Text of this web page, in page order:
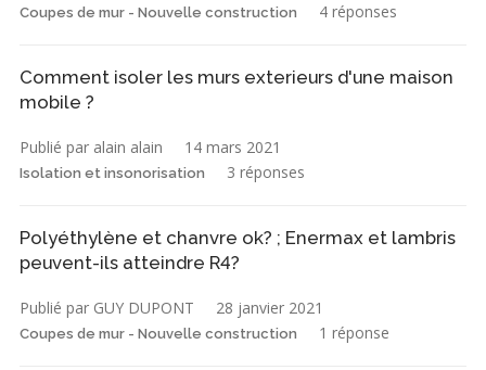
Coupes de mur - Nouvelle construction 4 réponses
Comment isoler les murs exterieurs d'une maison
mobile ?
Publié par alain alain 14 mars 2021
Isolation et insonorisation 3 réponses
Polyéthylène et chanvre ok? ; Enermax et lambris
peuvent-ils atteindre R4?
Publié par GUY DUPONT 28 janvier 2021
Coupes de mur - Nouvelle construction 1 réponse